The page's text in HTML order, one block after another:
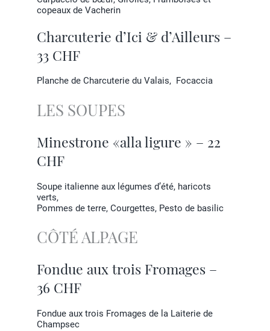
copeaux de Vacherin
Charcuterie d’Ici & d’Ailleurs –
33 CHF
Planche de Charcuterie du Valais, Focaccia
LES SOUPES
Minestrone «alla ligure » – 22
CHF
Soupe italienne aux légumes d’été, haricots
verts,
Pommes de terre, Courgettes, Pesto de basilic
CÔTÉ ALPAGE
Fondue aux trois Fromages –
36 CHF
Fondue aux trois Fromages de la Laiterie de
Champsec